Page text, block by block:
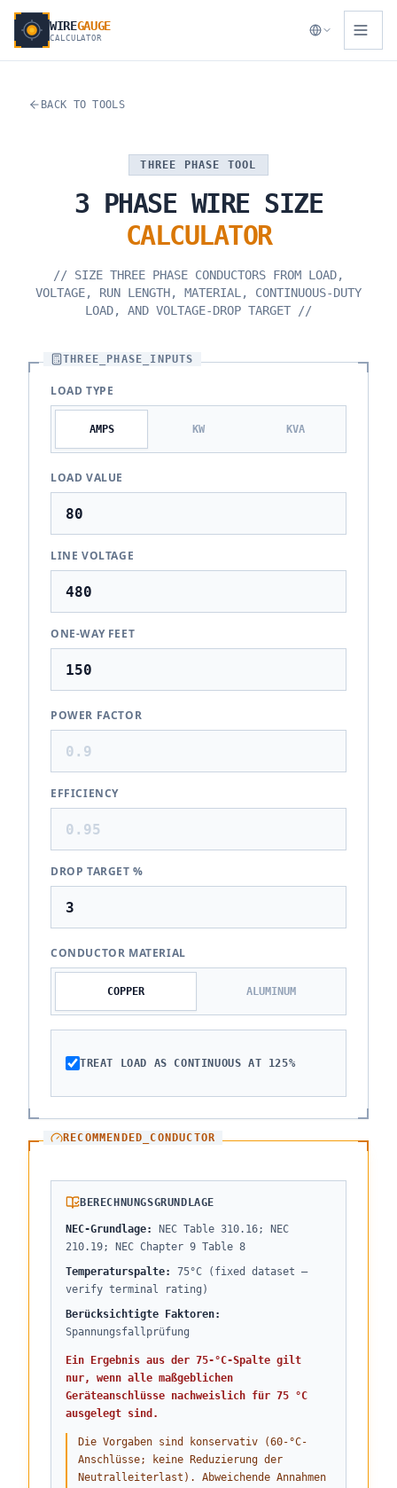
WIREGAUGE
CALCULATOR
BACK TO TOOLS
THREE PHASE TOOL
3 PHASE WIRE SIZE
CALCULATOR
// SIZE THREE PHASE CONDUCTORS FROM LOAD,
VOLTAGE, RUN LENGTH, MATERIAL, CONTINUOUS-DUTY
LOAD, AND VOLTAGE-DROP TARGET //
THREE_PHASE_INPUTS
LOAD TYPE
AMPS KW KVA
LOAD VALUE
LINE VOLTAGE
ONE-WAY FEET
POWER FACTOR
EFFICIENCY
DROP TARGET %
CONDUCTOR MATERIAL
COPPER ALUMINUM
TREAT LOAD AS CONTINUOUS AT 125%
RECOMMENDED_CONDUCTOR
BERECHNUNGSGRUNDLAGE
NEC-Grundlage:
NEC Table 310.16; NEC
210.19; NEC Chapter 9 Table 8
Temperaturspalte: 75°C (fixed dataset —
verify terminal rating)
Berücksichtigte Faktoren:
Spannungsfallprüfung
Ein Ergebnis aus der 75-°C-Spalte gilt
nur, wenn alle maßgeblichen
Geräteanschlüsse nachweislich für 75 °C
ausgelegt sind.
Die Vorgaben sind konservativ (60-°C-
Anschlüsse; keine Reduzierung der
Neutralleiterlast). Abweichende Annahmen